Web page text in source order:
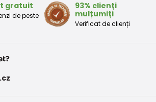
gratuit
de peste
93% clienți
mulțumiți
Verificat de clienți